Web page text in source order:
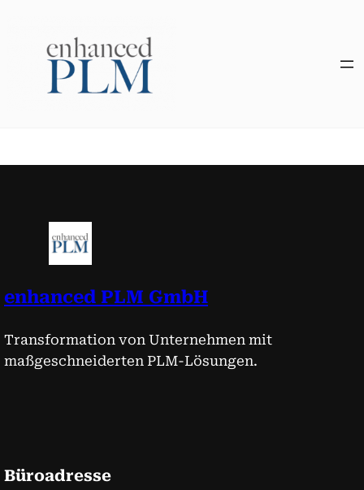
springen
enhanced PLM GmbH
Transformation von Unternehmen mit
maßgeschneiderten PLM-Lösungen.
Büroadresse